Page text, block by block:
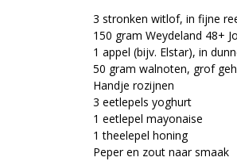
3 stronken witlof, in fijne
150 gram Weydeland 48+
1 appel (bijv. Elstar), in
50 gram walnoten, grof
Handje rozijnen
3 eetlepels yoghurt
1 eetlepel mayonaise
1 theelepel honing
Peper en zout naar smaak